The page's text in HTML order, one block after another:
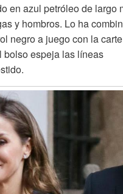
en azul petróleo de largo
y hombros. Lo ha
negro a juego con la
bolso espeja las líneas